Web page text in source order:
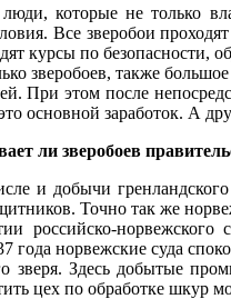
которые не только
Все зверобои
курсы по безопасности,
зверобоев, также большое
этом после
основной заработок. А
ли зверобоев
и добычи
Точно так же
российско-
года норвежские суда
Здесь добытые
цех по обработке шкур